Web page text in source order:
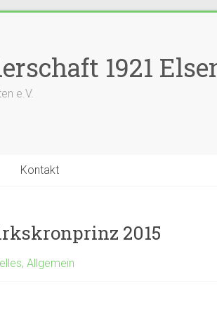
1921
e.V.
Kontakt
2015
, Allgemein